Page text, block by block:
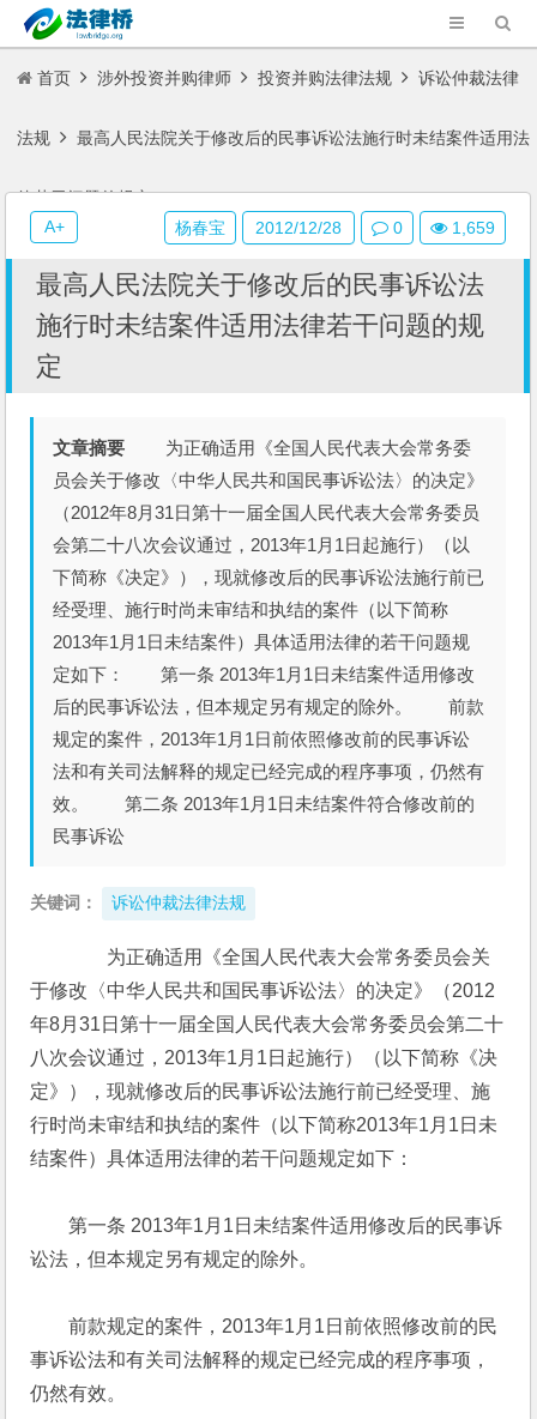
首页 涉外投资并购律师 投资并购法律法规 诉讼仲裁法律
法规 最高人民法院关于修改后的民事诉讼法施行时未结案件适用法
律若干问题的规定
最高人民法院关于修改后的民事诉讼法
施行时未结案件适用法律若干问题的规
定
文章摘要 为正确适用《全国人民代表大会常务委
员会关于修改〈中华人民共和国民事诉讼法〉的决定》
（2012年8月31日第十一届全国人民代表大会常务委员
会第二十八次会议通过，2013年1月1日起施行）（以
下简称《决定》），现就修改后的民事诉讼法施行前已
经受理、施行时尚未审结和执结的案件（以下简称
2013年1月1日未结案件）具体适用法律的若干问题规
定如下： 第一条 2013年1月1日未结案件适用修改
后的民事诉讼法，但本规定另有规定的除外。 前款
规定的案件，2013年1月1日前依照修改前的民事诉讼
法和有关司法解释的规定已经完成的程序事项，仍然有
效。 第二条 2013年1月1日未结案件符合修改前的
民事诉讼
关键词： 诉讼仲裁法律法规
为正确适用《全国人民代表大会常务委员会关
于修改〈中华人民共和国民事诉讼法〉的决定》（2012
年8月31日第十一届全国人民代表大会常务委员会第二十
八次会议通过，2013年1月1日起施行）（以下简称《决
定》），现就修改后的民事诉讼法施行前已经受理、施
行时尚未审结和执结的案件（以下简称2013年1月1日未
结案件）具体适用法律的若干问题规定如下：
第一条 2013年1月1日未结案件适用修改后的民事诉
讼法，但本规定另有规定的除外。
前款规定的案件，2013年1月1日前依照修改前的民
事诉讼法和有关司法解释的规定已经完成的程序事项，
仍然有效。
杨春宝 2012/12/28 0 1,659
A+